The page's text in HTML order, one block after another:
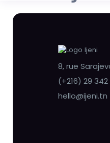
8, rue
(+216) 29 342
hello@ijeni.tn